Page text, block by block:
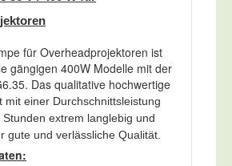
für Overheadprojektoren ist
gängigen 400W Modelle mit der
Das qualitative hochwertige
mit einer Durchschnittsleistung
extrem langlebig und
gute und verlässliche Qualität.